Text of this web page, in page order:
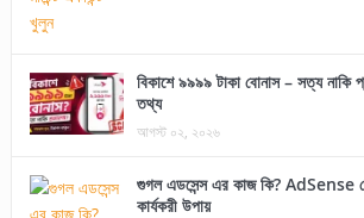
বিকাশে ৯৯৯৯ টাকা বোনাস – সত্য নাকি
তথ্য
আগস্ট ০২, ২০২৬
গুগল এডসেন্স এর কাজ কি? AdSense
কার্যকরী উপায়